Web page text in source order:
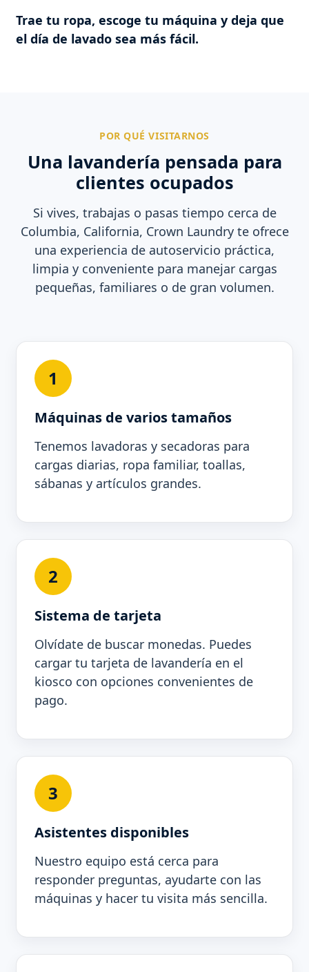
Trae tu ropa, escoge tu máquina y deja que
el día de lavado sea más fácil.
POR QUÉ VISITARNOS
Una lavandería pensada para
clientes ocupados
Si vives, trabajas o pasas tiempo cerca de
Columbia, California, Crown Laundry te ofrece
una experiencia de autoservicio práctica,
limpia y conveniente para manejar cargas
pequeñas, familiares o de gran volumen.
1
Máquinas de varios tamaños
Tenemos lavadoras y secadoras para
cargas diarias, ropa familiar, toallas,
sábanas y artículos grandes.
2
Sistema de tarjeta
Olvídate de buscar monedas. Puedes
cargar tu tarjeta de lavandería en el
kiosco con opciones convenientes de
pago.
3
Asistentes disponibles
Nuestro equipo está cerca para
responder preguntas, ayudarte con las
máquinas y hacer tu visita más sencilla.